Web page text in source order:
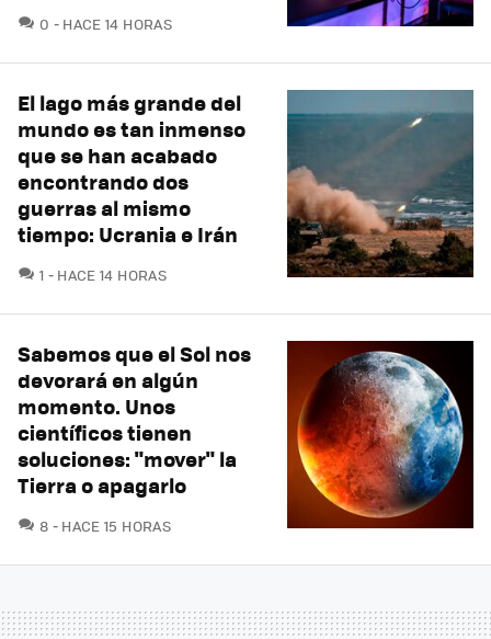
0 COMENTARIOS
HACE 14 HORAS
El lago más grande del
mundo es tan inmenso
que se han acabado
encontrando dos
guerras al mismo
tiempo: Ucrania e Irán
1 COMENTARIOS
HACE 14 HORAS
Sabemos que el Sol nos
devorará en algún
momento. Unos
científicos tienen
soluciones: "mover" la
Tierra o apagarlo
8 COMENTARIOS
HACE 15 HORAS